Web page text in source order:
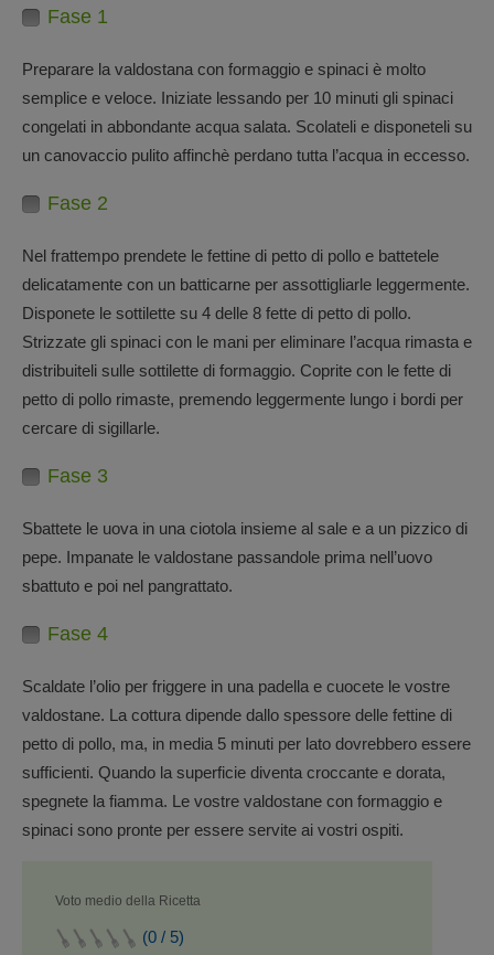
Fase 1
Preparare la valdostana con formaggio e spinaci è molto
semplice e veloce. Iniziate lessando per 10 minuti gli spinaci
congelati in abbondante acqua salata. Scolateli e disponeteli su
un canovaccio pulito affinchè perdano tutta l’acqua in eccesso.
Fase 2
Nel frattempo prendete le fettine di petto di pollo e battetele
delicatamente con un batticarne per assottigliarle leggermente.
Disponete le sottilette su 4 delle 8 fette di petto di pollo.
Strizzate gli spinaci con le mani per eliminare l’acqua rimasta e
distribuiteli sulle sottilette di formaggio. Coprite con le fette di
petto di pollo rimaste, premendo leggermente lungo i bordi per
cercare di sigillarle.
Fase 3
Sbattete le uova in una ciotola insieme al sale e a un pizzico di
pepe. Impanate le valdostane passandole prima nell’uovo
sbattuto e poi nel pangrattato.
Fase 4
Scaldate l’olio per friggere in una padella e cuocete le vostre
valdostane. La cottura dipende dallo spessore delle fettine di
petto di pollo, ma, in media 5 minuti per lato dovrebbero essere
sufficienti. Quando la superficie diventa croccante e dorata,
spegnete la fiamma. Le vostre valdostane con formaggio e
spinaci sono pronte per essere servite ai vostri ospiti.
Voto medio della Ricetta
(0 / 5)